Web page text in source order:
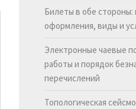
Билеты в обе стороны:
оформления, виды и
Электронные чаевые
работы и порядок
перечислений
Топологическая